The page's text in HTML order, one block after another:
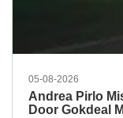
05-08-2026
Andrea Pirlo
Door Gokdeal